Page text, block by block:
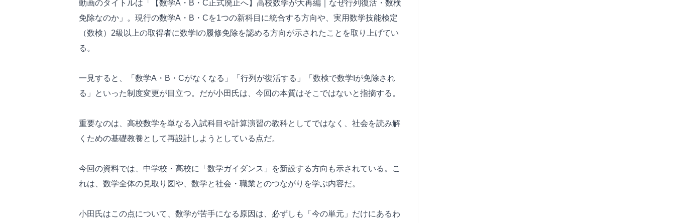
動画のタイトルは「【数学A・B・C正式廃止へ】高校数学が大再編｜なぜ行列復活・数検
免除なのか」。現行の数学A・B・Cを1つの新科目に統合する方向や、実用数学技能検定
（数検）2級以上の取得者に数学Iの履修免除を認める方向が示されたことを取り上げてい
る。
一見すると、「数学A・B・Cがなくなる」「行列が復活する」「数検で数学Iが免除され
る」といった制度変更が目立つ。だが小田氏は、今回の本質はそこではないと指摘する。
重要なのは、高校数学を単なる入試科目や計算演習の教科としてではなく、社会を読み解
くための基礎教養として再設計しようとしている点だ。
今回の資料では、中学校・高校に「数学ガイダンス」を新設する方向も示されている。こ
れは、数学全体の見取り図や、数学と社会・職業とのつながりを学ぶ内容だ。
小田氏はこの点について、数学が苦手になる原因は、必ずしも「今の単元」だけにあるわ